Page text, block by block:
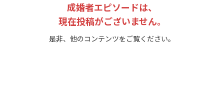
成婚者エピソードは、
現在投稿がございません。
是非、他のコンテンツをご覧ください。